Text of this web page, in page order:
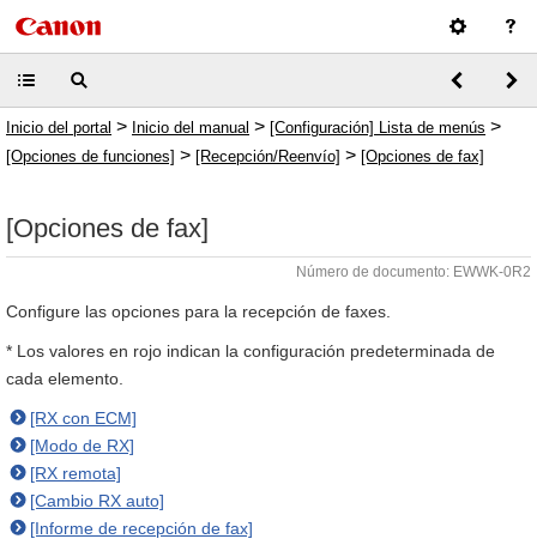
Inicio del portal > Inicio del manual > [Configuración] Lista de menús >
[Opciones de funciones] > [Recepción/Reenvío] > [Opciones de fax]
[Opciones de fax]
Número de documento: EWWK-0R2
Configure las opciones para la recepción de faxes.
* Los valores en rojo indican la configuración predeterminada de
cada elemento.
[RX con ECM]
[Modo de RX]
[RX remota]
[Cambio RX auto]
[Informe de recepción de fax]